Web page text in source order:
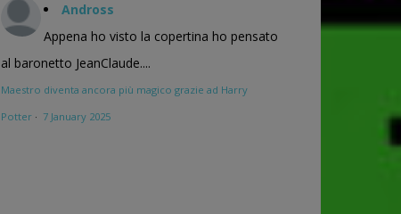
Andross
Appena ho visto la copertina ho pensato
al baronetto JeanClaude....
Maestro diventa ancora più magico grazie ad Harry
Potter · 7 January 2025